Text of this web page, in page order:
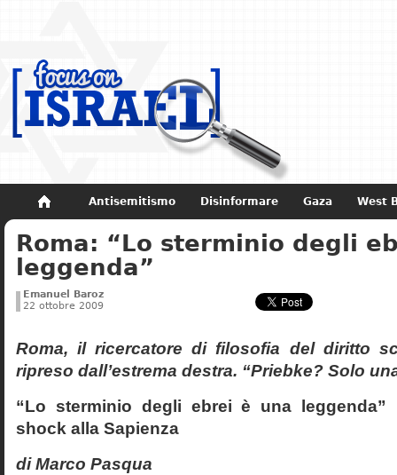
Antisemitismo Disinformare Gaza West
Non dimenticare Storia di Israele
Roma: “Lo sterminio degli
leggenda”
Emanuel Baroz
22 ottobre 2009
Roma, il ricercatore di filosofia del diritto
ripreso dall’estrema destra. “Priebke? Solo
“Lo sterminio degli ebrei è una leggenda”
shock alla Sapienza
di Marco Pasqua